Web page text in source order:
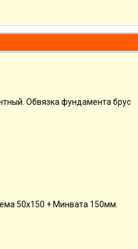
Обвязка фундамента брус
50х150 + Минвата 150мм.